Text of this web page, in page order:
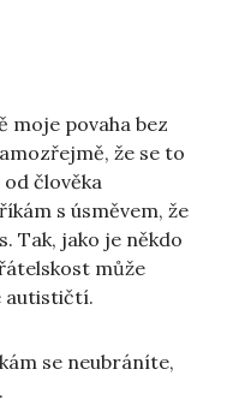
moje povaha bez
že se to
člověka
s úsměvem, že
Tak, jako je někdo
může
autističtí.
se neubráníte,